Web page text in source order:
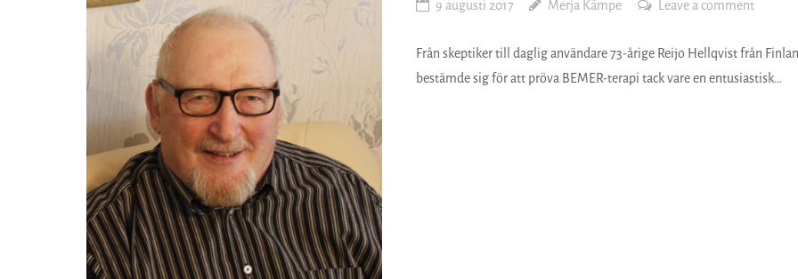
9 augusti 2017 Merja Kämpe Leave a comment
Från skeptiker till daglig användare 73-årige Reijo Hellqvist från
bestämde sig för att pröva BEMER-terapi tack vare en entusiastisk…